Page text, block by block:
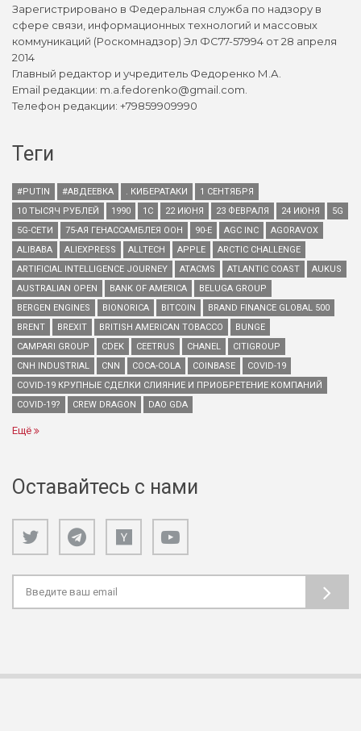
Зарегистрировано в Федеральная служба по надзору в
сфере связи, информационных технологий и массовых
коммуникаций (Роскомнадзор) Эл ФС77-57994 от 28 апреля
2014
Главный редактор и учредитель Федоренко М.А.
Email редакции: m.a.fedorenko@gmail.com.
Телефон редакции: +79859909990
Теги
#PUTIN #АВДЕЕВКА . КИБЕРАТАКИ
1 СЕНТЯБРЯ
10 ТЫСЯЧ РУБЛЕЙ
1990 1С 22 ИЮНЯ 23 ФЕВРАЛЯ 24 ИЮНЯ
5G
5G-СЕТИ
75-АЯ ГЕНАССАМБЛЕЯ ООН 90-Е AGC INC
AGORAVOX
ALIBABA
ALIEXPRESS ALLTECH APPLE
ARCTIC CHALLENGE
ARTIFICIAL INTELLIGENCE JOURNEY
ATACMS ATLANTIC COAST
AUKUS
AUSTRALIAN OPEN
BANK OF AMERICA
BELUGA GROUP
BERGEN ENGINES
BIONORICA BITCOIN
BRAND FINANCE GLOBAL 500
BRENT
BREXIT BRITISH AMERICAN TOBACCO
BUNGE
CAMPARI GROUP
CDEK CEETRUS CHANEL
CITIGROUP
CNH INDUSTRIAL
CNN COCA-COLA COINBASE
COVID-19
COVID-19 КРУПНЫЕ СДЕЛКИ СЛИЯНИЕ И ПРИОБРЕТЕНИЕ КОМПАНИЙ
COVID-19?
CREW DRAGON DAO GDA
Ещё
Оставайтесь с нами